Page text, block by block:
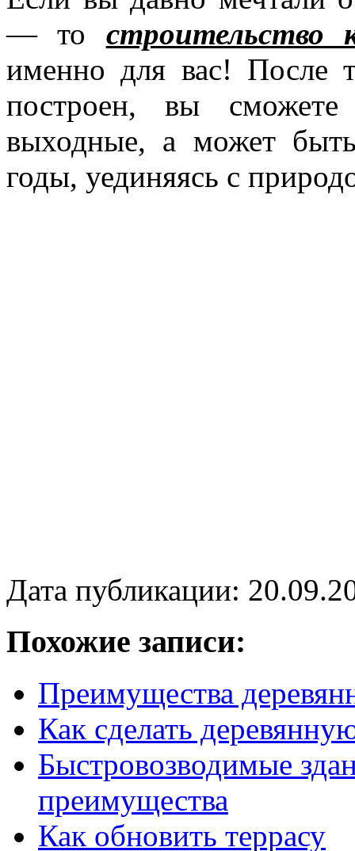
— то строительство
именно для вас! После
построен, вы
выходные, а может
годы, уединяясь с
Дата публикации:
Похожие записи:
Преимущества
Как сделать
Быстровозводимые
преимущества
Как обновить террасу